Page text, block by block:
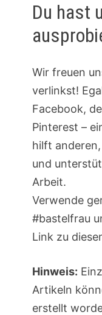
Du hast
Wir freuen
verlinkst!
Facebook,
Pinterest –
hilft
und
Arbeit.
Verwende
#bastelfrau
Link zu
Hinweis:
Artikeln
erstellt